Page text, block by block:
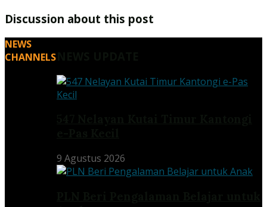
Discussion about this post
9 Agustus 2026
NEWS
CHANNELS